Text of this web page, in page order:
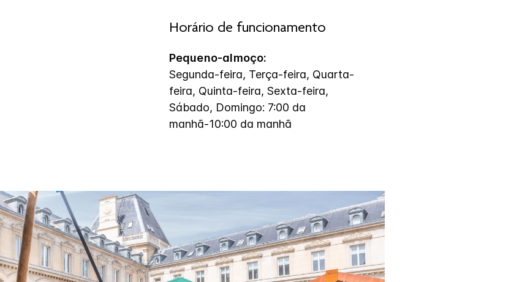
Horário de funcionamento
Pequeno-almoço:
Segunda-feira, Terça-feira, Quarta-
feira, Quinta-feira, Sexta-feira,
Sábado, Domingo: 7:00 da
manhã-10:00 da manhã